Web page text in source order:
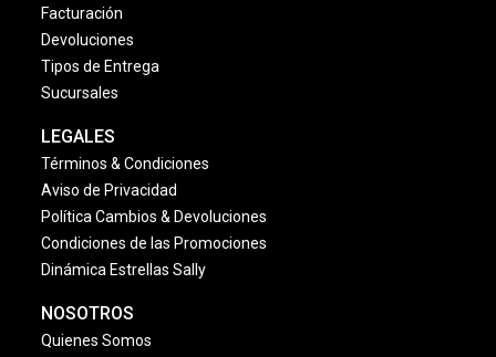
Facturación
Devoluciones
Tipos de Entrega
Sucursales
LEGALES
Términos & Condiciones
Aviso de Privacidad
Política Cambios & Devoluciones
Condiciones de las Promociones
Dinámica Estrellas Sally
NOSOTROS
Quienes Somos